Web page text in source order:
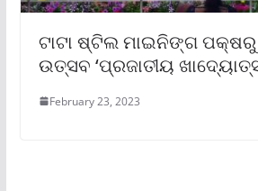
ଟାଟା ଷ୍ଟିଲ ମାଇନିଙ୍ଗ ପକ୍ଷରୁ
ଉତ୍ସବ ‘ପ୍ରଜାତୀୟ
February 23, 2023